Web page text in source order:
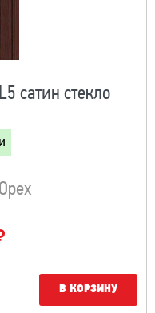
сатин стекло
В КОРЗИНУ